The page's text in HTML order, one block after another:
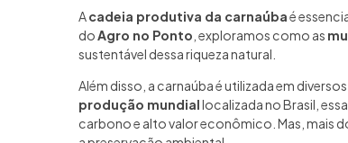
Acadeia produtiva da carnaúbaé
doAgro no Ponto , exploramos como as
sustentável dessa riqueza natural.
Além disso, a carnaúba é utilizada em
produção mundiallocalizada no Brasil,
carbono e alto valor econômico. Mas, mais